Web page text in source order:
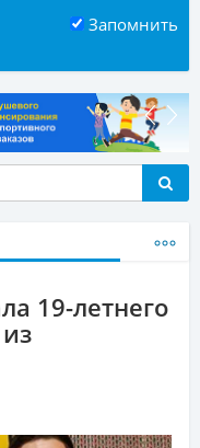
Запомнить
19-летнего